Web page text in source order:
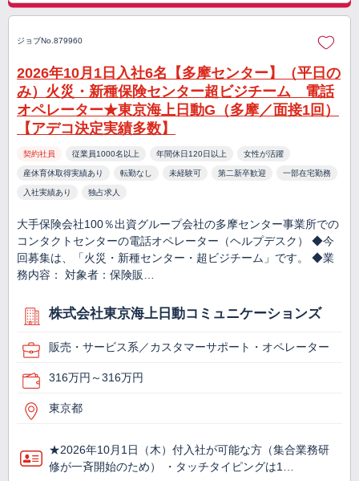
ジョブNo.879960
2026年10月1日入社6名【多摩センター】（平日の
み）火災・新種保険センター超ビジチーム 電話
オペレーター★東京海上日動G（多摩／面接1回）
【アデコ決定実績多数】
契約社員 従業員1000名以上 年間休日120日以上 女性が活躍
産休育休取得実績あり 転勤なし 未経験可 第二新卒歓迎 一部在宅勤務
入社実績あり 独占求人
大手保険会社100％出資グループ会社の多摩センター事業所での
コンタクトセンターの電話オペレーター（ヘルプデスク） ◆今
回募集は、「火災・新種センター・超ビジチーム」です。 ◆業
務内容： 対象者：保険販…
株式会社東京海上日動コミュニケーションズ
販売・サービス系／カスタマーサポート・オペレーター
316万円～316万円
東京都
★2026年10月1日（木）付入社が可能な方（集合業務研
修が一斉開始のため） ・タッチタイピングは1…